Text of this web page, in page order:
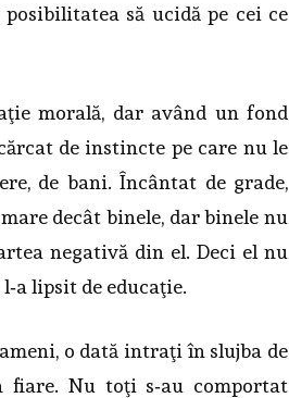
să ucidă pe cei ce
morală, dar având un fond
de instincte pe care nu le
de bani. În­cântat de grade,
decât binele, dar binele nu
negativă din el. Deci el nu
lip­sit de educaţie.
o dată intraţi în slujba de
Nu toţi s‑au comportat